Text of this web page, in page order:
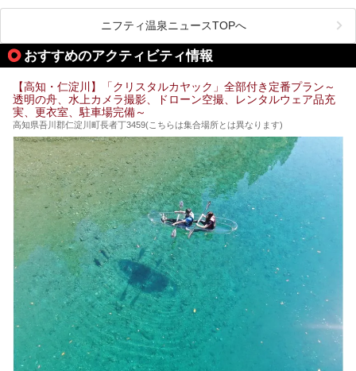
などが問題なければ、温泉に入ってから向かうことをオスス
メします。
なぜなら最寄り温泉でも車で４０分、山を降りていかねばな
りませんからね…！！
もしくは、翌日キャンプ帰りに立ち寄るのもおすすめです。
それでは見ていきましょう。
高知市というと、高知県の人口の半分が集まっているにぎや
かなイメージがある方も多いかと思いますが、昔ながらの老
舗銭湯がけっこうな数あるのですよ。
規模は小さいながら、元気に営業中なので観光がてら訪問し
てみてはいかがでしょう？
Kですよ♪
それではチェックしてきましょう♪
ニフティ温泉ニュースTOPへ
おすすめのアクティビティ情報
【高知・仁淀川】「クリスタルカヤック」全部付き定番プラン～
透明の舟、水上カメラ撮影、ドローン空撮、レンタルウェア品充
実、更衣室、駐車場完備～
高知県吾川郡仁淀川町長者丁3459(こちらは集合場所とは異なります)